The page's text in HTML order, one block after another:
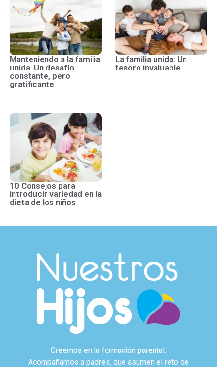
Manteniendo a la familia
unida: Un desafío
constante, pero
gratificante
La familia unida: Un
tesoro invaluable
10 Consejos para
introducir variedad en la
dieta de los niños
Creemos en la formación parental.
Acompañamos a padres, que asumen el reto de